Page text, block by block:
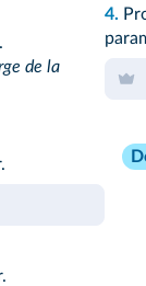
de la
4.